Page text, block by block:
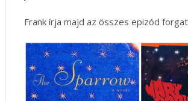
Frank írja majd az összes epizód